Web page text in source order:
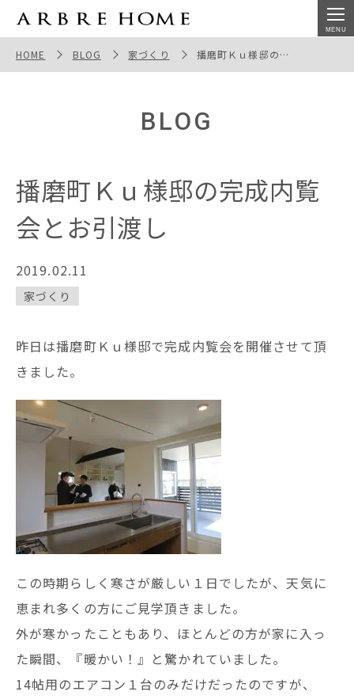
播磨町Ｋｕ様邸の完成内覧会とお引渡し
HOME BLOG 家づくり 播磨町Ｋｕ様邸の完成内覧会とお引渡し
BLOG
播磨町Ｋｕ様邸の完成内覧
会とお引渡し
2019.02.11
家づくり
昨日は播磨町Ｋｕ様邸で完成内覧会を開催させて頂
きました。
この時期らしく寒さが厳しい１日でしたが、天気に
恵まれ多くの方にご見学頂きました。
外が寒かったこともあり、ほとんどの方が家に入っ
た瞬間、『暖かい！』と驚かれていました。
14帖用のエアコン１台のみだけだったのですが、